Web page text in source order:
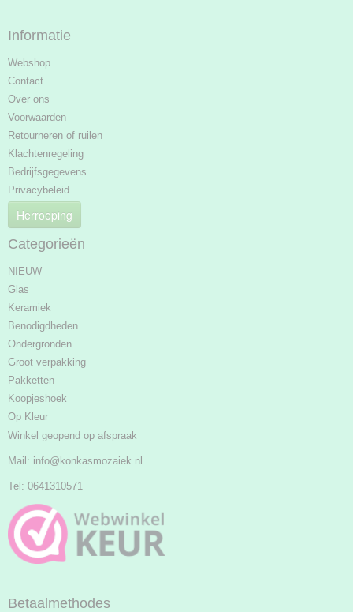
Informatie
Webshop
Contact
Over ons
Voorwaarden
Retourneren of ruilen
Klachtenregeling
Bedrijfsgegevens
Privacybeleid
Herroeping
Categorieën
NIEUW
Glas
Keramiek
Benodigdheden
Ondergronden
Groot verpakking
Pakketten
Koopjeshoek
Op Kleur
Winkel geopend op afspraak
Mail: info@konkasmozaiek.nl
Tel: 0641310571
Betaalmethodes